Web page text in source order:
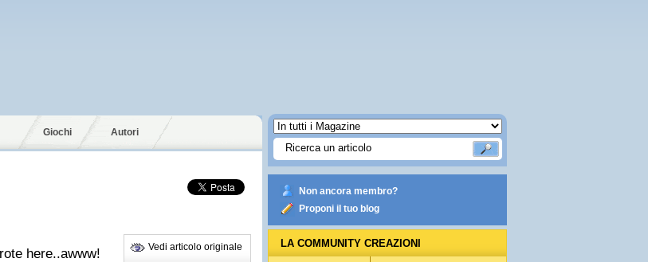
Giochi Autori
here..awww!
Vedi articolo originale
Non ancora membro?
Proponi il tuo blog
LA COMMUNITY CREAZIONI